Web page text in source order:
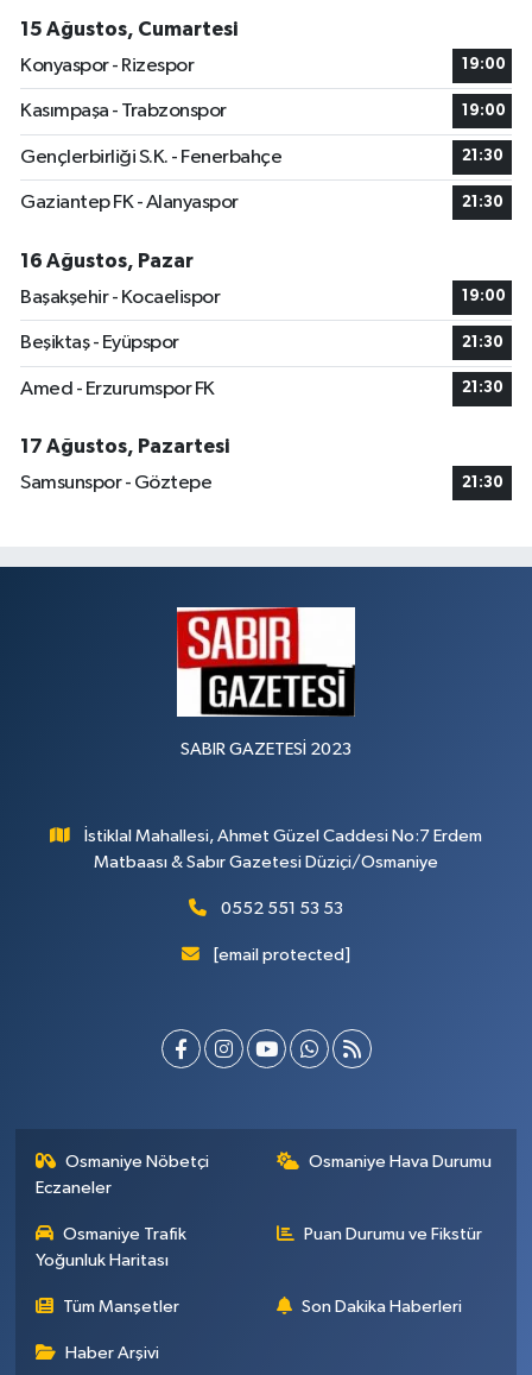
15 Ağustos, Cumartesi
Konyaspor - Rizespor
19:00
Kasımpaşa - Trabzonspor 19:00
Gençlerbirliği S.K. - Fenerbahçe 21:30
Gaziantep FK - Alanyaspor 21:30
16 Ağustos, Pazar
Başakşehir - Kocaelispor
19:00
Beşiktaş - Eyüpspor 21:30
Amed - Erzurumspor FK 21:30
17 Ağustos, Pazartesi
Samsunspor - Göztepe
21:30
SABIR GAZETESİ 2023
İstiklal Mahallesi, Ahmet Güzel Caddesi No:7 Erdem
Matbaası & Sabır Gazetesi Düziçi/Osmaniye
0552 551 53 53
[email protected]
Osmaniye Nöbetçi
Eczaneler
Osmaniye Hava Durumu
Osmaniye Trafik
Yoğunluk Haritası
Puan Durumu ve Fikstür
Tüm Manşetler Son Dakika Haberleri
Haber Arşivi